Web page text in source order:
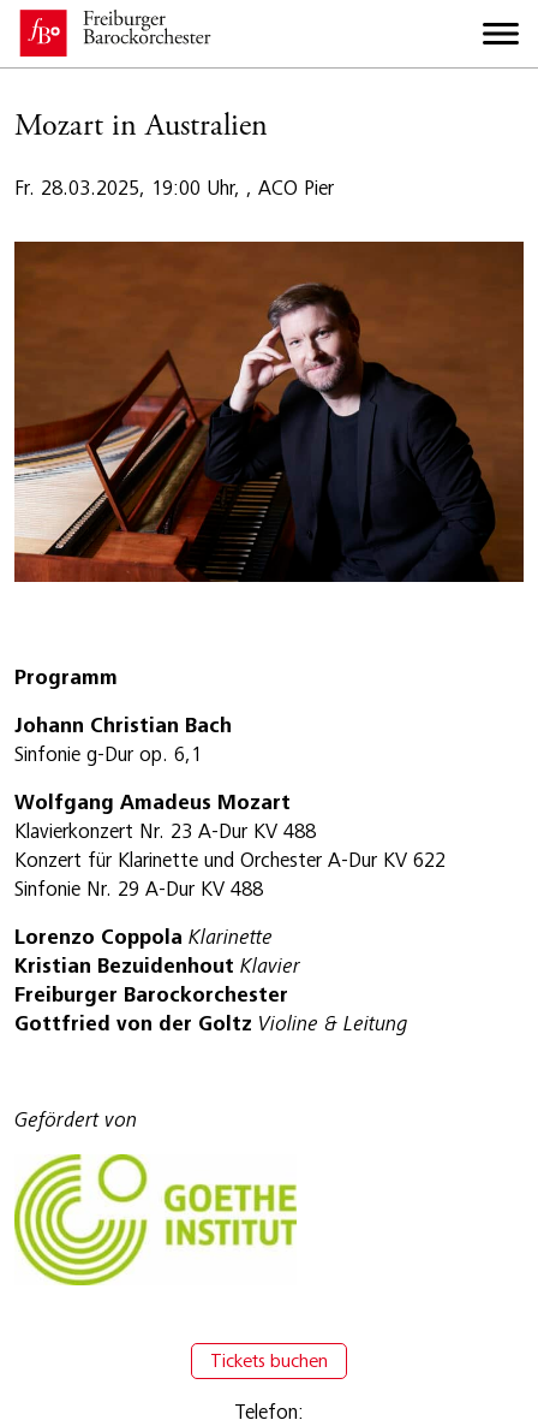
Mozart in Australien
Fr. 28.03.2025, 19:00 Uhr, , ACO Pier
Programm
Johann Christian Bach
Sinfonie g-Dur op. 6,1
Wolfgang Amadeus Mozart
Klavierkonzert Nr. 23 A-Dur KV 488
Konzert für Klarinette und Orchester A-Dur KV 622
Sinfonie Nr. 29 A-Dur KV 488
Lorenzo Coppola Klarinette
Kristian Bezuidenhout Klavier
Freiburger Barockorchester
Gottfried von der Goltz Violine & Leitung
Gefördert von
Tickets buchen
Telefon: